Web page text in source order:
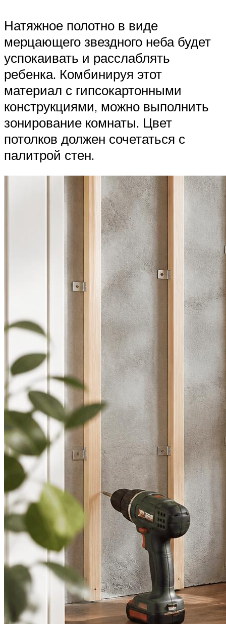
Натяжное полотно в виде
мерцающего звездного неба будет
успокаивать и расслаблять
ребенка. Комбинируя этот
материал с гипсокартонными
конструкциями, можно выполнить
зонирование комнаты. Цвет
потолков должен сочетаться с
палитрой стен.